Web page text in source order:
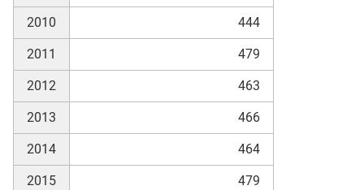
2010 444
2011 479
2012 463
2013 466
2014 464
2015 479